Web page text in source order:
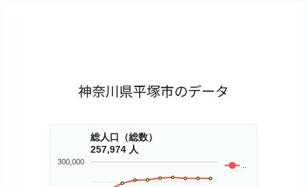
神奈川県平塚市のデータ
総人口（総数）
257,974 人
..
300,000